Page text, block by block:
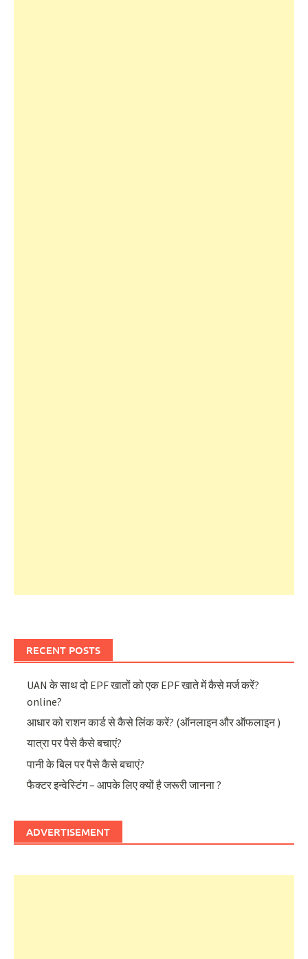
RECENT POSTS
UAN के साथ दो EPF खातों को एक EPF खाते में कैसे मर्ज करें?
online?
आधार को राशन कार्ड से कैसे लिंक करें? (ऑनलाइन और ऑफलाइन )
यात्रा पर पैसे कैसे बचाएं?
पानी के बिल पर पैसे कैसे बचाएं?
फैक्टर इन्वेस्टिंग – आपके लिए क्यों है जरूरी जानना ?
ADVERTISEMENT